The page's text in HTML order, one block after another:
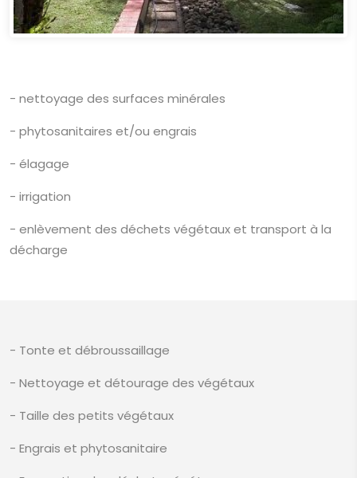
- nettoyage des surfaces minérales
- phytosanitaires et/ou engrais
- élagage
- irrigation
- enlèvement des déchets végétaux et transport à la
décharge
- Tonte et débroussaillage
- Nettoyage et détourage des végétaux
- Taille des petits végétaux
- Engrais et phytosanitaire